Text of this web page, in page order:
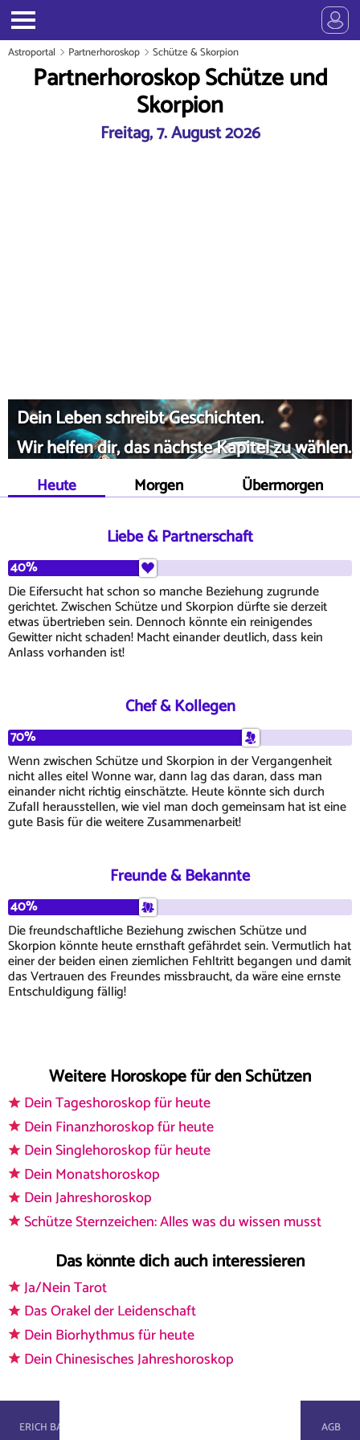
Astroportal Partnerhoroskop Schütze & Skorpion
Partnerhoroskop Schütze und
Skorpion
Freitag, 7. August 2026
Dein Leben schreibt Geschichten.
Wir helfen dir, das nächste Kapitel zu wählen.
Heute Morgen Übermorgen
Liebe & Partnerschaft
40%
Die Eifersucht hat schon so manche Beziehung zugrunde
gerichtet. Zwischen Schütze und Skorpion dürfte sie derzeit
etwas übertrieben sein. Dennoch könnte ein reinigendes
Gewitter nicht schaden! Macht einander deutlich, dass kein
Anlass vorhanden ist!
Chef & Kollegen
70%
Wenn zwischen Schütze und Skorpion in der Vergangenheit
nicht alles eitel Wonne war, dann lag das daran, dass man
einander nicht richtig einschätzte. Heute könnte sich durch
Zufall herausstellen, wie viel man doch gemeinsam hat ist eine
gute Basis für die weitere Zusammenarbeit!
Freunde & Bekannte
40%
Die freundschaftliche Beziehung zwischen Schütze und
Skorpion könnte heute ernsthaft gefährdet sein. Vermutlich hat
einer der beiden einen ziemlichen Fehltritt begangen und damit
das Vertrauen des Freundes missbraucht, da wäre eine ernste
Entschuldigung fällig!
Weitere Horoskope für den Schützen
Dein Tageshoroskop für heute
Dein Finanzhoroskop für heute
Dein Singlehoroskop für heute
Dein Monatshoroskop
Dein Jahreshoroskop
Schütze Sternzeichen: Alles was du wissen musst
Das könnte dich auch interessieren
Ja/Nein Tarot
Das Orakel der Leidenschaft
Dein Biorhythmus für heute
Dein Chinesisches Jahreshoroskop
ERICH BAUER
AGB